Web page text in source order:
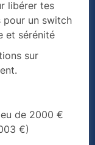
libérer tes
pour un switch
et sérénité
sur
de 2000 €
€)